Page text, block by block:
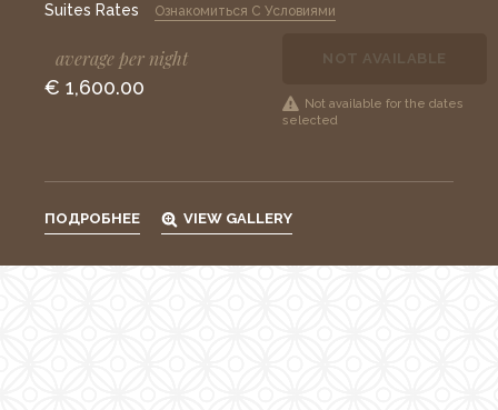
Корпоратиные
привилегии
Gift cards
Suites Rates Ознакомиться С Условиями
average per night
€ 1,600.00
NOT AVAILABLE
Not available for the dates
selected
ПОДРОБНЕЕ VIEW GALLERY